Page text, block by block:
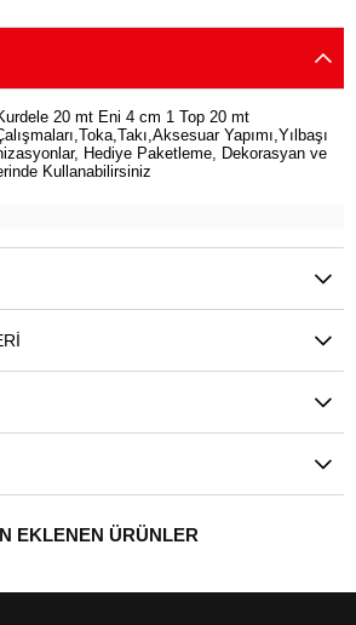
20 mt Eni 4 cm 1 Top 20 mt
Yapımı,Yılbaşı
Hediye Paketleme, Dekorasyan ve
Kullanabilirsiniz
EKLENEN ÜRÜNLER